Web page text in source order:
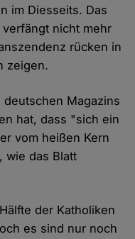
im Diesseits. Das
nicht mehr
rücken in
zeigen.
Magazins
hat, dass "sich ein
vom heißen Kern
wie das Blatt
der Katholiken
es sind nur noch